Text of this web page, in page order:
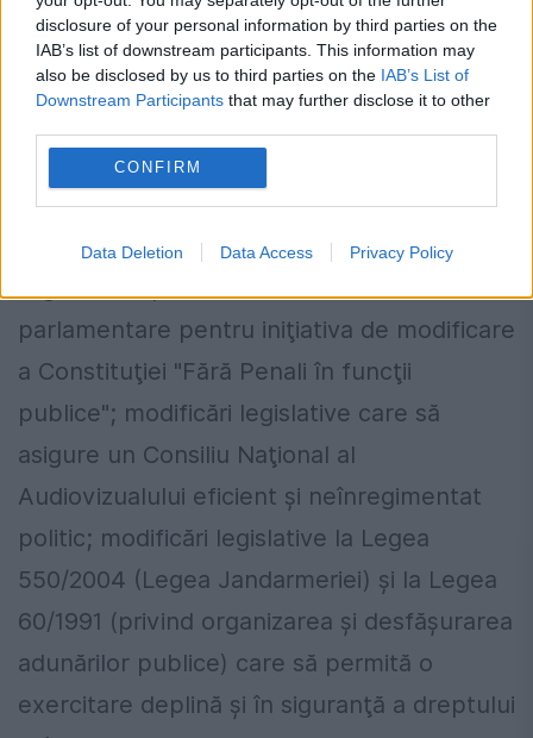
disclosure of your personal information by third parties on the
IAB’s list of downstream participants. This information may
also be disclosed by us to third parties on the IAB’s List of
Downstream Participants that may further disclose it to other
CONFIRM
Data Deletion Data Access Privacy Policy
teritoriul României, atât prin suplimentarea
numărului de secţii, cât şi prin extinderea
perioadei de votare pentru diaspora pe un
termen rezonabil şi prin vot prin
corespondenţă.
Pe de altă parte, ONG-urile cer partidelor:
parlamentare pentru iniţiativa de modificare
a Constituţiei "Fără Penali în funcţii
publice"; modificări legislative care să
asigure un Consiliu Naţional al
Audiovizualului eficient şi neînregimentat
politic; modificări legislative la Legea
550/2004 (Legea Jandarmeriei) şi la Legea
60/1991 (privind organizarea şi desfăşurarea
adunărilor publice) care să permită o
exercitare deplină şi în siguranţă a dreptului